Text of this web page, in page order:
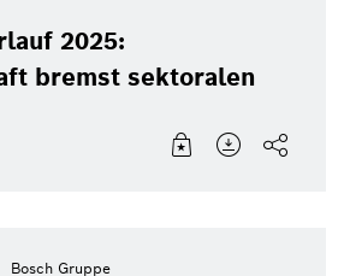
2025:
bremst sektoralen
Bosch Gruppe